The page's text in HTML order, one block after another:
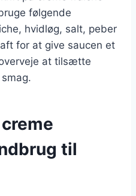
følgende
hvidløg, salt, peber
for at give saucen et
at tilsætte
til